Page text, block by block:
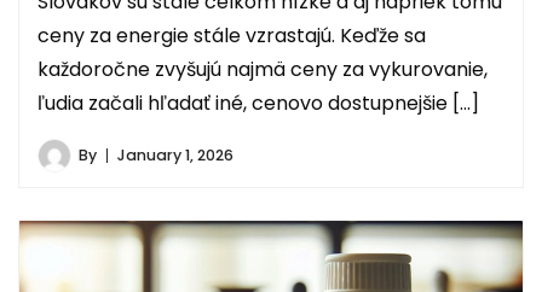
ceny za energie stále vzrastajú. Keďže sa
každoročne zvyšujú najmä ceny za vykurovanie,
ľudia začali hľadať iné, cenovo dostupnejšie […]
By January 1, 2026